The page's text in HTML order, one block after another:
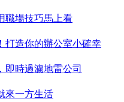
職場技巧馬上看
打造你的辦公室小確幸
即時過濾地雷公司
來一方生活